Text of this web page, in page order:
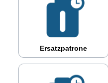
Ersatzpatrone